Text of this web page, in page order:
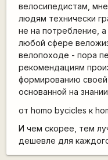
велосипедистам,
людям технически
не на потребление,
любой сфере
велопоходе - пора
рекомендациям
формированию своей
основанной на
от homo bycicles к
И чем скорее, тем
дешевле для